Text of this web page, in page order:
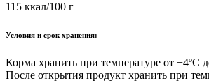
115 ккал/100 г
Условия и срок хранения:
Корма хранить при температуре от +4ºС
После открытия продукт хранить при